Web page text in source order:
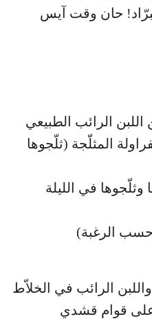
حان وقت آيس
من الفراولة المثلّجة (ثلّجوها
وثلّجوها في الليلة
الرغبة)
واللبن الرائب في الخلاّط
على قوام قشدي